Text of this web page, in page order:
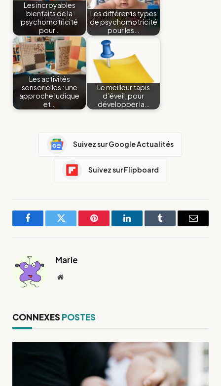
Les incroyables
bienfaits de la
psychomotricité
pour…
Les différents types
de psychomotricité
pour les…
Les activités
sensorielles : une
approche ludique
et…
Le meilleur tapis
d’éveil, pour
développer la…
Suivez sur Google Actualités
Suivez sur Flipboard
FacebookTwitter Pinterest LinkedInTumblr
E-
Marie
Site
CONNEXES POSTES